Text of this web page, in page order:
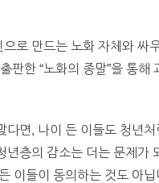
로 만드는 노화 자체와 싸
판한 “노화의 종말”을 통
다면, 나이 든 이들도 청년
년층의 감소는 더는 문제가
이들이 동의하는 것도 아닙